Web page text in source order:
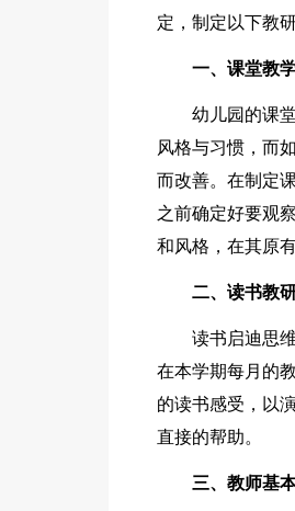
定，制定以下教
一、课堂教
幼儿园的课
风格与习惯，而
而改善。在制定
之前确定好要观
和风格，在其原
二、读书教
读书启迪思
在本学期每月的
的读书感受，以
直接的帮助。
三、教师基